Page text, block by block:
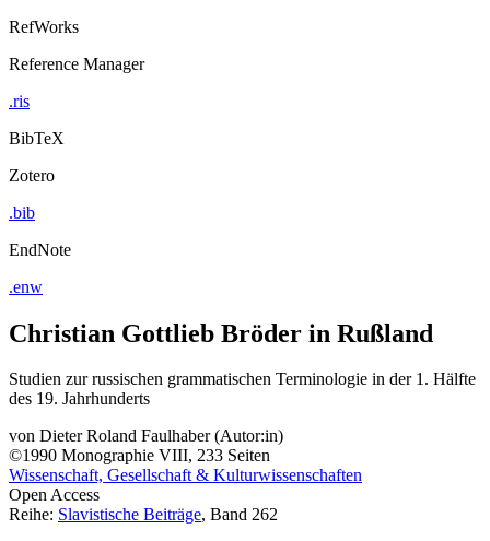
RefWorks
Reference Manager
.ris
BibTeX
Zotero
.bib
EndNote
.enw
Christian Gottlieb Bröder in Rußland
Studien zur russischen grammatischen Terminologie in der 1. Hälfte
des 19. Jahrhunderts
von Dieter Roland Faulhaber (Autor:in)
©1990 Monographie VIII, 233 Seiten
Wissenschaft, Gesellschaft & Kulturwissenschaften
Open Access
Reihe: Slavistische Beiträge, Band 262